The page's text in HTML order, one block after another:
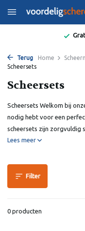
Terug Home
Scheersets
Scheersets
Scheersets Welkom bij
nodig hebt voor een
scheersets zijn zorgvuldig
Lees meer
Filter
0 producten